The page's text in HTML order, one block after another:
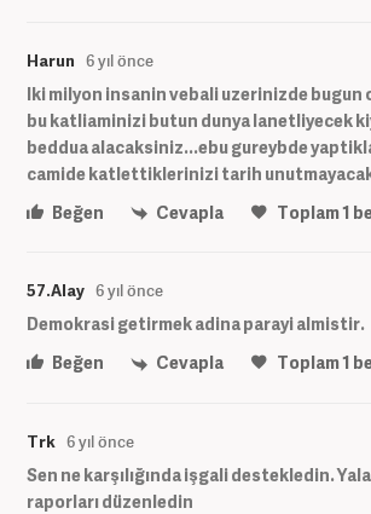
Harun 6 yıl önce
Iki milyon insanin vebali uzerinizde bugun
bu katliaminizi butun dunya lanetliyecek
beddua alacaksiniz...ebu gureybde
camide katlettiklerinizi tarih
Beğen
Cevapla Toplam1
57.Alay 6 yıl önce
Demokrasi getirmek adina parayi almistir.
Beğen
Cevapla Toplam1
Trk 6 yıl önce
Sen ne karşılığında işgali destekledin.
raporları düzenledin